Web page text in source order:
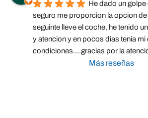
He dado un golpe
seguro me proporcion la opcion de
seguinte lleve el coche, he tenido
y atencion y en pocos dias tenia
condiciones....gracias por la
Más reseñas